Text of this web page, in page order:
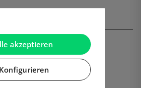
akzeptieren
Konfigurieren